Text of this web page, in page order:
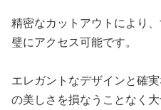
精密なカットアウトにより
璧にアクセス可能です。
エレガントなデザインと確
の美しさを損なうことなく